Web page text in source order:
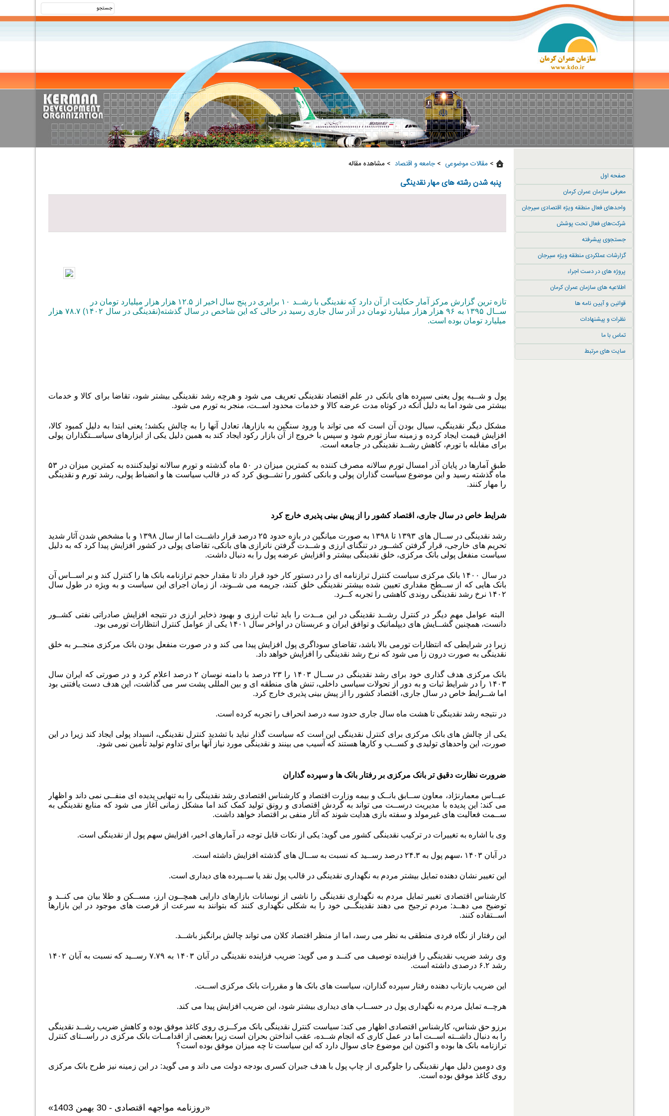
صفحه اول
معرفی سازمان عمران کرمان
واحدهای فعال منطقه ویژه اقتصادی سیرجان
شرکت‌های فعال تحت پوشش
جستجوی پیشرفته
گزارشات عملکردی منطقه ویژه سیرجان
پروژه های در دست اجراء
اطلاعیه های سازمان عمران کرمان
قوانین و آیین نامه ها
نظرات و پیشنهادات
تماس با ما
سایت های مرتبط
> مقالات موضوعی ‏ > جامعه و اقتصاد ‏ > مشاهده مقاله
پنبه شدن رشته های مهار نقدینگی
تازه ترین گزارش مرکز آمار حکایت از آن دارد که نقدینگی با رشــد ۱۰ برابری در پنج سال اخیر از ۱۲.۵ هزار هزار میلیارد تومان در
ســال ۱۳۹۵ به ۹۶ هزار هزار میلیارد تومان در آذر سال جاری رسید در حالی که این شاخص در سال گذشته(نقدینگی در سال ۱۴۰۲) ۷۸.۷ هزار
میلیارد تومان بوده است.
پول و شــبه پول یعنی سپرده های بانکی در علم اقتصاد نقدینگی تعریف می شود و هرچه رشد نقدینگی بیشتر شود، تقاضا برای کالا و خدمات
بیشتر می شود اما به دلیل آنکه در کوتاه مدت عرضه کالا و خدمات محدود اســت، منجر به تورم می شود.
مشکل دیگر نقدینگی، سیال بودن آن است که می تواند با ورود سنگین به بازارها، تعادل آنها را به چالش بکشد؛ یعنی ابتدا به دلیل کمبود کالا،
افزایش قیمت ایجاد کرده و زمینه ساز تورم شود و سپس با خروج از آن بازار رکود ایجاد کند به همین دلیل یکی از ابزارهای سیاســتگذاران پولی
برای مقابله با تورم، کاهش رشــد نقدینگی در جامعه است.
طبق آمارها در پایان آذر امسال تورم سالانه مصرف کننده به کمترین میزان در ۵۰ ماه گذشته و تورم سالانه تولیدکننده به کمترین میزان در ۵۳
ماه گذشته رسید و این موضوع سیاست گذاران پولی و بانکی کشور را تشــویق کرد که در قالب سیاست ها و انضباط پولی، رشد تورم و نقدینگی
را مهار کنند.
شرایط خاص در سال جاری، اقتصاد کشور را از پیش بینی پذیری خارج کرد
رشد نقدینگی در ســال های ۱۳۹۳ تا ۱۳۹۸ به صورت میانگین در بازه حدود ۲۵ درصد قرار داشــت اما از سال ۱۳۹۸ و با مشخص شدن آثار شدید
تحریم های خارجی، قرار گرفتن کشــور در تنگنای ارزی و شــدت گرفتن ناترازی های بانکی، تقاضای پولی در کشور افزایش پیدا کرد که به دلیل
سیاست منفعل پولی بانک مرکزی، خلق نقدینگی بیشتر و افزایش عرضه پول را به دنبال داشت.
در سال ۱۴۰۰ بانک مرکزی سیاست کنترل ترازنامه ای را در دستور کار خود قرار داد تا مقدار حجم ترازنامه بانک ها را کنترل کند و بر اســاس آن
بانک هایی که از ســطح مقداری تعیین شده بیشتر نقدینگی خلق کنند، جریمه می شــوند، از زمان اجرای این سیاست و به ویژه در طول سال
۱۴۰۲ نرخ رشد نقدینگی روندی کاهشی را تجربه کــرد.
البته عوامل مهم دیگر در کنترل رشــد نقدینگی در این مــدت را باید ثبات ارزی و بهبود ذخایر ارزی در نتیجه افزایش صادراتی نفتی کشــور
دانست، همچنین گشــایش های دیپلماتیک و توافق ایران و عربستان در اواخر سال ۱۴۰۱ یکی از عوامل کنترل انتظارات تورمی بود.
زیرا در شرایطی که انتظارات تورمی بالا باشد، تقاضای سوداگری پول افزایش پیدا می کند و در صورت منفعل بودن بانک مرکزی منجــر به خلق
نقدینگی به صورت درون زا می شود که نرخ رشد نقدینگی را افزایش خواهد داد.
بانک مرکزی هدف گذاری خود برای رشد نقدینگی در ســال ۱۴۰۳ را ۲۳ درصد با دامنه نوسان ۲ درصد اعلام کرد و در صورتی که ایران سال
۱۴۰۳ را در شرایط ثبات و به دور از تحولات سیاسی داخلی، تنش های منطقه ای و بین المللی پشت سر می گذاشت، این هدف دست یافتنی بود
اما شــرایط خاص در سال جاری، اقتصاد کشور را از پیش بینی پذیری خارج کرد.
در نتیجه رشد نقدینگی تا هشت ماه سال جاری حدود سه درصد انحراف را تجربه کرده است.
یکی از چالش های بانک مرکزی برای کنترل نقدینگی این است که سیاست گذار نباید با تشدید کنترل نقدینگی، انسداد پولی ایجاد کند زیرا در این
صورت، این واحدهای تولیدی و کســب و کارها هستند که آسیب می بینند و نقدینگی مورد نیاز آنها برای تداوم تولید تأمین نمی شود.
ضرورت نظارت دقیق تر بانک مرکزی بر رفتار بانک ها و سپرده گذاران
عبــاس معمارنژاد، معاون ســابق بانــک و بیمه وزارت اقتصاد و کارشناس اقتصادی رشد نقدینگی را به تنهایی پدیده ای منفــی نمی داند و اظهار
می کند: این پدیده با مدیریت درســت می تواند به گردش اقتصادی و رونق تولید کمک کند اما مشکل زمانی آغاز می شود که منابع نقدینگی به
ســمت فعالیت های غیرمولد و سفته بازی هدایت شوند که آثار منفی بر اقتصاد خواهد داشت.
وی با اشاره به تغییرات در ترکیب نقدینگی کشور می گوید: یکی از نکات قابل توجه در آمارهای اخیر، افزایش سهم پول از نقدینگی است.
در آبان ۱۴۰۳ ،سهم پول به ۲۴.۳ درصد رســید که نسبت به ســال های گذشته افزایش داشته است.
این تغییر نشان دهنده تمایل بیشتر مردم به نگهداری نقدینگی در قالب پول نقد یا ســپرده های دیداری است.
کارشناس اقتصادی تغییر تمایل مردم به نگهداری نقدینگی را ناشی از نوسانات بازارهای دارایی همچــون ارز، مســکن و طلا بیان می کنــد و
توضیح می دهــد: مردم ترجیح می دهند نقدینگــی خود را به شکلی نگهداری کنند که بتوانند به سرعت از فرصت های موجود در این بازارها
اســتفاده کنند.
این رفتار از نگاه فردی منطقی به نظر می رسد، اما از منظر اقتصاد کلان می تواند چالش برانگیز باشــد.
وی رشد ضریب نقدینگی را فزاینده توصیف می کنــد و می گوید: ضریب فزاینده نقدینگی در آبان ۱۴۰۳ به ۷.۷۹ رســید که نسبت به آبان ۱۴۰۲
رشد ۶.۲ درصدی داشته است.
این ضریب بازتاب دهنده رفتار سپرده گذاران، سیاست های بانک ها و مقررات بانک مرکزی اســت.
هرچــه تمایل مردم به نگهداری پول در حســاب های دیداری بیشتر شود، این ضریب افزایش پیدا می کند.
برزو حق شناس، کارشناس اقتصادی اظهار می کند: سیاست کنترل نقدینگی بانک مرکــزی روی کاغذ موفق بوده و کاهش ضریب رشــد نقدینگی
را به دنبال داشــته اســت اما در عمل کاری که انجام شــده، عقب انداختن بحران است زیرا بعضی از اقدامــات بانک مرکزی در راســتای کنترل
ترازنامه بانک ها بوده و اکنون این موضوع جای سوال دارد که این سیاست تا چه میزان موفق بوده است؟
وی دومین دلیل مهار نقدینگی را جلوگیری از چاپ پول با هدف جبران کسری بودجه دولت می داند و می گوید: در این زمینه نیز طرح بانک مرکزی
روی کاغذ موفق بوده است.
«روزنامه مواجهه اقتصادی - 30 بهمن 1403»